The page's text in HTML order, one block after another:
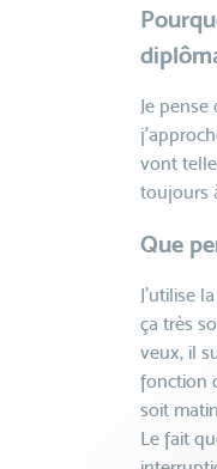
Je
vont
toujours
Que
J’utilise
ça très
veux, il
fonction
soit
Le fait